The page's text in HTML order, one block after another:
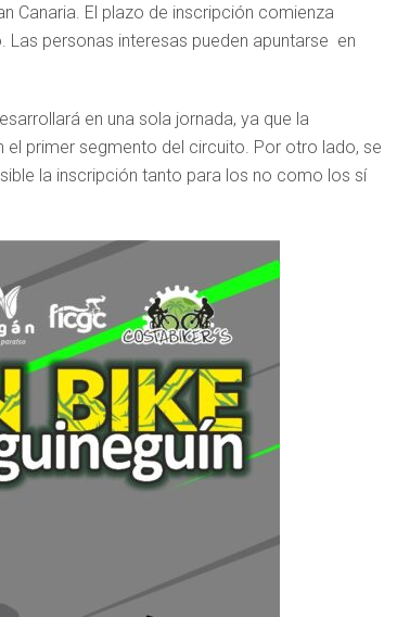
Canaria. El plazo de inscripción comienza
personas interesas pueden apuntarse en
en una sola jornada, ya que la
primer segmento del circuito. Por otro lado, se
la inscripción tanto para los no como los sí